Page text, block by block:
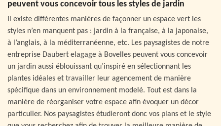
peuvent vous concevoir tous les styles de jardin
Il existe différentes manières de façonner un espace vert les
styles n’en manquent pas : jardin à la française, à la japonaise,
à l’anglais, à la méditerranéenne, etc. Les paysagistes de notre
entreprise Daubert elagage à Bovelles peuvent vous concevoir
un jardin aussi éblouissant qu’inspiré en sélectionnant les
plantes idéales et travailler leur agencement de manière
spécifique dans un environnement modelé. Tout est dans la
manière de réorganiser votre espace afin évoquer un décor
particulier. Nos paysagistes étudieront donc vos plans et le style